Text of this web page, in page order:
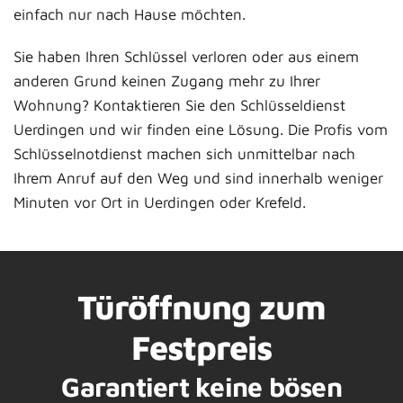
einfach nur nach Hause möchten.
Sie haben Ihren Schlüssel verloren oder aus einem
anderen Grund keinen Zugang mehr zu Ihrer
Wohnung? Kontaktieren Sie den Schlüsseldienst
Uerdingen und wir finden eine Lösung. Die Profis vom
Schlüsselnotdienst machen sich unmittelbar nach
Ihrem Anruf auf den Weg und sind innerhalb weniger
Minuten vor Ort in Uerdingen oder Krefeld.
Türöffnung zum
Festpreis
Garantiert keine bösen